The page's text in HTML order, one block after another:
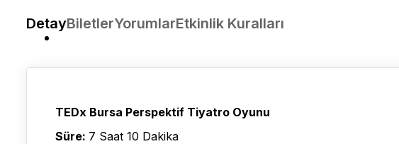
DetayBiletlerYorumlarEtkinlik Kuralları
TEDx Bursa Perspektif Tiyatro Oyunu
Süre: 7 Saat 10 Dakika